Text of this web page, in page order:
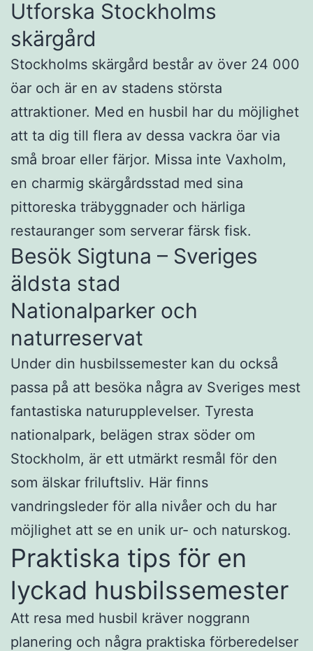
Utforska Stockholms
skärgård
Stockholms skärgård består av över 24 000
öar och är en av stadens största
attraktioner. Med en husbil har du möjlighet
att ta dig till flera av dessa vackra öar via
små broar eller färjor. Missa inte Vaxholm,
en charmig skärgårdsstad med sina
pittoreska träbyggnader och härliga
restauranger som serverar färsk fisk.
Besök Sigtuna – Sveriges
äldsta stad
Nationalparker och
naturreservat
Under din husbilssemester kan du också
passa på att besöka några av Sveriges mest
fantastiska naturupplevelser. Tyresta
nationalpark, belägen strax söder om
Stockholm, är ett utmärkt resmål för den
som älskar friluftsliv. Här finns
vandringsleder för alla nivåer och du har
möjlighet att se en unik ur- och naturskog.
Praktiska tips för en
lyckad husbilssemester
Att resa med husbil kräver noggrann
planering och några praktiska förberedelser